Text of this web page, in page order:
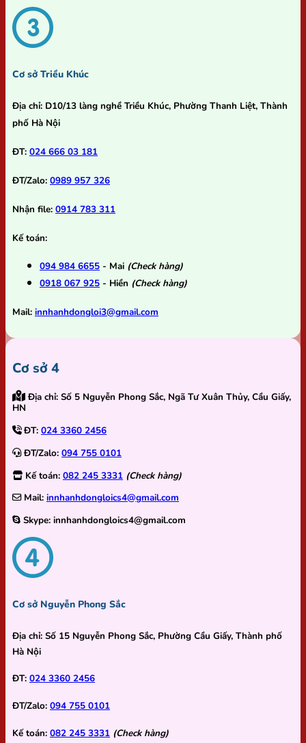
Cơ sở Triều Khúc
Địa chỉ: D10/13 làng nghề Triều Khúc, Phường Thanh Liệt, Thành
phố Hà Nội
ĐT: 024 666 03 181
ĐT/Zalo: 0989 957 326
Nhận file: 0914 783 311
Kế toán:
094 984 6655 - Mai (Check hàng)
0918 067 925 - Hiền (Check hàng)
Mail: innhanhdongloi3@gmail.com
Cơ sở 4
Địa chỉ: Số 5 Nguyễn Phong Sắc, Ngã Tư Xuân Thủy, Cầu Giấy,
HN
ĐT: 024 3360 2456
ĐT/Zalo: 094 755 0101
Kế toán: 082 245 3331 (Check hàng)
Mail: innhanhdongloics4@gmail.com
Skype: innhanhdongloics4@gmail.com
Cơ sở Nguyễn Phong Sắc
Địa chỉ: Số 15 Nguyễn Phong Sắc, Phường Cầu Giấy, Thành phố
Hà Nội
ĐT: 024 3360 2456
ĐT/Zalo: 094 755 0101
Kế toán: 082 245 3331 (Check hàng)